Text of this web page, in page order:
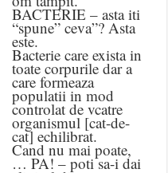
BACTERIE – asta iti
“spune” ceva”? Asta
este.
Bacterie care exista in
toate corpurile dar a
care formeaza
populatii in mod
controlat de vcatre
organismul [cat-de-
cat] echilibrat.
Cand nu mai poate,
… PA! – poti sa-i dai